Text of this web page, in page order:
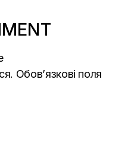
Обов’язкові поля